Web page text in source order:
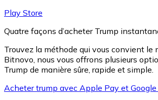
Play Store
Quatre façons d’acheter Trump
Trouvez la méthode qui vous convient le
Bitnovo, nous vous offrons plusieurs
Trump de manière sûre, rapide et simple.
Acheter trump avec Apple Pay et